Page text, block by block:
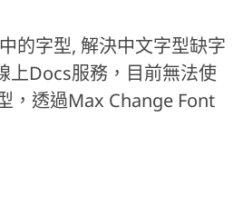
的字型, 解決中文字型缺字
上Docs服務，目前無法使
，透過Max Change Font